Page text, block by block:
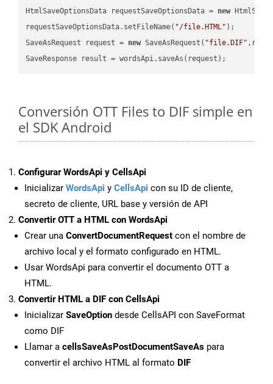
HtmlSaveOptionsData requestSaveOptionsData = new
requestSaveOptionsData.setFileName( "/file.HTML" );
SaveAsRequest request = new SaveAsRequest( "file.DIF"
Conversión OTT Files to DIF simple en
el SDK Android
Configurar WordsApi y CellsApi
Inicializar WordsApi y CellsApi con su ID de cliente,
secreto de cliente, URL base y versión de API
Convertir OTT a HTML con WordsApi
Crear una ConvertDocumentRequest con el nombre de
archivo local y el formato configurado en HTML.
Usar WordsApi para convertir el documento OTT a
HTML.
Convertir HTML a DIF con CellsApi
Inicializar SaveOption desde CellsAPI con SaveFormat
como DIF
Llamar a cellsSaveAsPostDocumentSaveAs para
convertir el archivo HTML al formato DIF